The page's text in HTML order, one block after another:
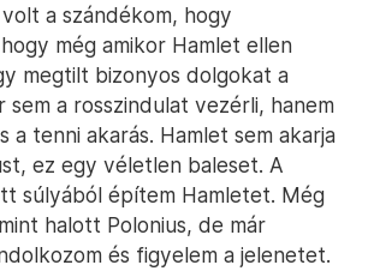
volt a szándékom, hogy
még amikor Hamlet ellen
megtilt bizonyos dolgokat a
sem a rosszindulat vezérli, hanem
a tenni akarás. Hamlet sem akarja
ez egy véletlen baleset. A
súlyából építem Hamletet. Még
halott Polonius, de már
és figyelem a jelenetet.